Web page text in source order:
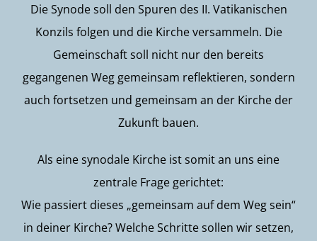
Die Synode soll den Spuren des II. Vatikanischen
Konzils folgen und die Kirche versammeln. Die
Gemeinschaft soll nicht nur den bereits
gegangenen Weg gemeinsam reflektieren, sondern
auch fortsetzen und gemeinsam an der Kirche der
Zukunft bauen.
Als eine synodale Kirche ist somit an uns eine
zentrale Frage gerichtet:
Wie passiert dieses „gemeinsam auf dem Weg sein“
in deiner Kirche? Welche Schritte sollen wir setzen,